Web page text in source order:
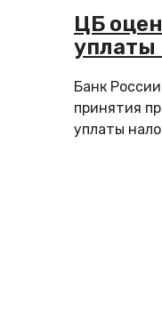
ЦБ
уплаты
Банк
принятия
уплаты